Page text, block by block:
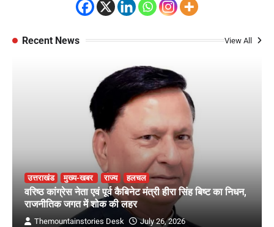
Recent News View All
उत्तराखंड मुख्य-खबर राज्य हलचल
वरिष्ठ कांग्रेस नेता एवं पूर्व कैबिनेट मंत्री हीरा सिंह बिष्ट का निधन,
राजनीतिक जगत में शोक की लहर
Themountainstories Desk July 26, 2026